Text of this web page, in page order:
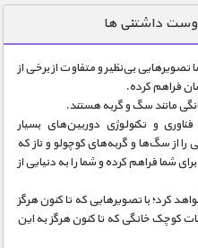
داشتنی ها
بی‌نظیر و متفاوت از برخی از
فراهم کرده.
مانند سگ و گربه هستند.
و تکنولوژی دوربین‌های بسیار
را از سگ‌ها و گربه‌های کوچولو و ناز که
شما فراهم کرده و شما را به دنیایی از
کرد؛ با تصویرهایی که تا کنون هرگز
کوچک خانگی که تا کنون هرگز به این